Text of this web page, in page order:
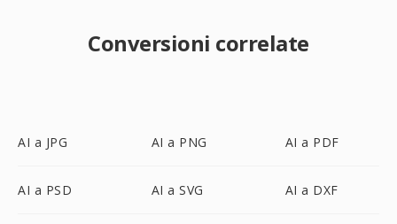
Conversioni correlate
AI a JPG AI a PNG AI a PDF
AI a PSD AI a SVG AI a DXF